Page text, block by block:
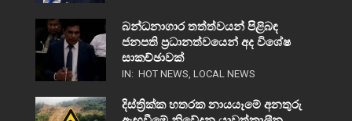
බන්ධනාගාර තත්ත්වයන් පිළිබඳ
ජනපති ප්‍රධානත්වයෙන් අද විශේෂ
සාකච්ඡාවක්
IN: HOT NEWS, LOCAL NEWS
දිස්ත්‍රික්ක හතරක නායයෑමේ අනතුරු